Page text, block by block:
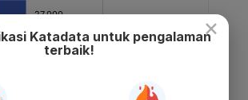
×
Katadata untuk pengalaman
terbaik!